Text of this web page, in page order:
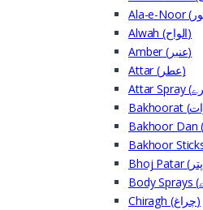
Alwah (الواح)
Amber (عنبر)
Attar (عطر)
Chiragh (چراغ)